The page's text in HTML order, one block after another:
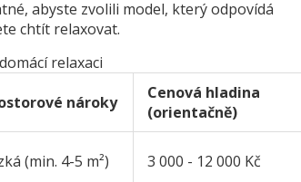
abyste zvolili model, který odpovídá
chtít relaxovat.
relaxaci
nároky
Cenová hladina
(orientačně)
(min. 4-5 m²) 3 000 - 12 000 Kč